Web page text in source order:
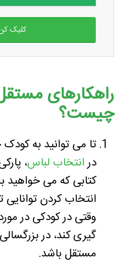
کلیک
راهکارهای
چیست؟
تا می توانید به
درانتخاب لباس،
کتابی که می خواهید
انتخاب کردن
وقتی در کودکی در
گیری کند، در
مستقل باشد.